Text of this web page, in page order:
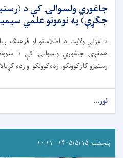
جاغوري ولسوالۍ کې د
جګړې) په نومونو علمي
د غزني ولایت د اطلاعاتو او فرهنګ
همغږۍ جاغوري ولسوالۍ کې د ښوونځیو
رسنیزو کارکوونکو، زده‌کوونکو او زده
نور...
پنجشنبه ۱۴۰۵/۵/۱۵ - ۱۰:۱۱